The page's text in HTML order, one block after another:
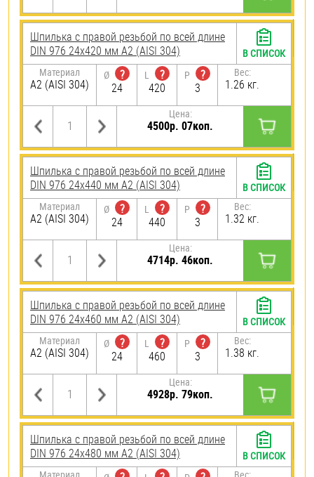
Шпилька с правой резьбой по всей длине
DIN 976 24х420 мм А2 (AISI 304)
Материал
А2 (AISI 304)
Ø
?
24
L
?
420
P
?
3
Вес:
1.26 кг.
Цена:
4500р. 07коп.
В СПИСОК
Шпилька с правой резьбой по всей длине
DIN 976 24х440 мм А2 (AISI 304)
Материал
А2 (AISI 304)
Ø
?
24
L
?
440
P
?
3
Вес:
1.32 кг.
Цена:
4714р. 46коп.
В СПИСОК
Шпилька с правой резьбой по всей длине
DIN 976 24х460 мм А2 (AISI 304)
Материал
А2 (AISI 304)
Ø
?
24
L
?
460
P
?
3
Вес:
1.38 кг.
Цена:
4928р. 79коп.
В СПИСОК
Шпилька с правой резьбой по всей длине
DIN 976 24х480 мм А2 (AISI 304)
В СПИСОК